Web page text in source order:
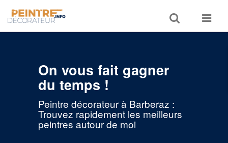
Toggle
search
Toggle
On vous fait gagner
du temps !
Peintre décorateur à Barberaz :
Trouvez rapidement les meilleurs
peintres autour de moi